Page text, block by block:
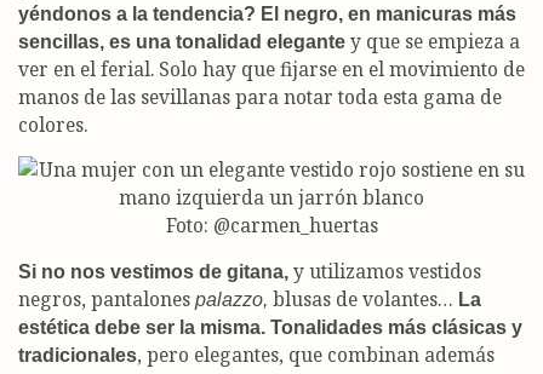
yéndonos a la tendencia? El negro, en manicuras más
sencillas, es una tonalidad elegante y que se empieza a
ver en el ferial. Solo hay que fijarse en el movimiento de
manos de las sevillanas para notar toda esta gama de
colores.
Foto: @carmen_huertas
Si no nos vestimos de gitana, y utilizamos vestidos
negros, pantalones palazzo, blusas de volantes… La
estética debe ser la misma. Tonalidades más clásicas y
tradicionales, pero elegantes, que combinan además